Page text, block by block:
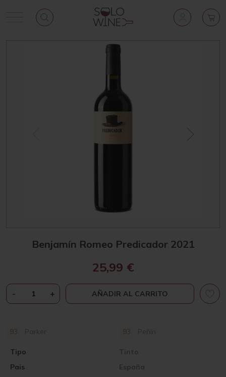
Benjamín Romeo Predicador 2021
Parker Peñín
Pais España
Tipo Tinto
25,99 €
-BENJAMÍN
ROMEO
CANTIDAD
+ AÑADIR AL CARRITO